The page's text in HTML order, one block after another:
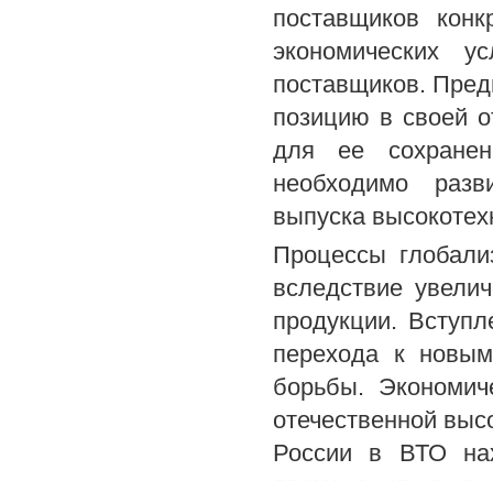
поставщиков
экономических
поставщиков.
позицию в своей
для ее
необходимо
выпуска
Процессы
вследствие
продукции.
перехода к
борьбы.
отечественной
России в ВТО